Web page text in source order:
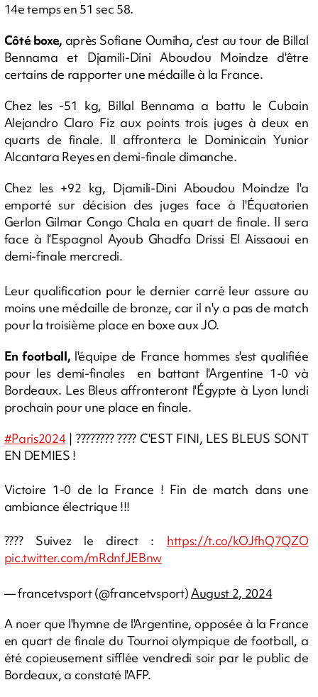
14e temps en 51 sec 58.
Côté boxe, après Sofiane Oumiha, c'est au tour de Billal
Bennama et Djamili-Dini Aboudou Moindze d'être
certains de rapporter une médaille à la France.
Chez les -51 kg, Billal Bennama a battu le Cubain
Alejandro Claro Fiz aux points trois juges à deux en
quarts de finale. Il affrontera le Dominicain Yunior
Alcantara Reyes en demi-finale dimanche.
Chez les +92 kg, Djamili-Dini Aboudou Moindze l'a
emporté sur décision des juges face à l'Équatorien
Gerlon Gilmar Congo Chala en quart de finale. Il sera
face à l’Espagnol Ayoub Ghadfa Drissi El Aissaoui en
demi-finale mercredi.
Leur qualification pour le dernier carré leur assure au
moins une médaille de bronze, car il n'y a pas de match
pour la troisième place en boxe aux JO.
En football, l'équipe de France hommes s'est qualifiée
pour les demi-finales en battant l'Argentine 1-0 và
Bordeaux. Les Bleus affronteront l'Égypte à Lyon lundi
prochain pour une place en finale.
#Paris2024| ???????? ???? C'EST FINI, LES BLEUS SONT
EN DEMIES !
Victoire 1-0 de la France ! Fin de match dans une
ambiance électrique !!!
???? Suivez le direct : https://t.co/kOJfhQ7QZO
pic.twitter.com/mRdnfJEBnw
— francetvsport (@francetvsport)August 2, 2024
A noer que l'hymne de l'Argentine, opposée à la France
en quart de finale du Tournoi olympique de football, a
été copieusement sifflée vendredi soir par le public de
Bordeaux, a constaté l'AFP.